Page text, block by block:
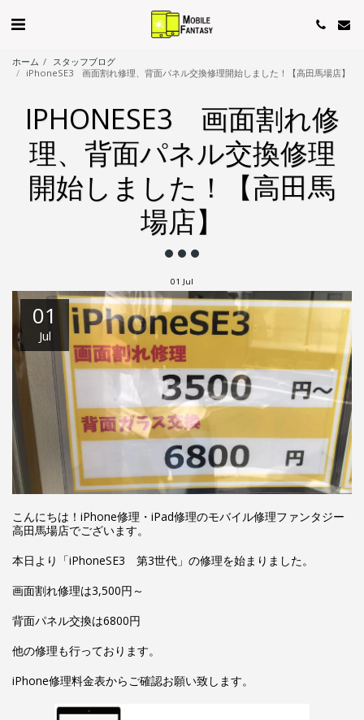
ホーム
スタッフブログ
iPhoneSE3 画面割れ修理、背面パネル交換修理開始しました！【高田馬場店】
IPHONESE3 画面割れ修
理、背面パネル交換修理
開始しました！【高田馬
場店】
01 Jul
01
Jul
こんにちは！iPhone修理・iPad修理のモバイル修理ファンタジー
高田馬場店でございます。
本日より「iPhoneSE3 第3世代」の修理を始まりました。
画面割れ修理は3,500円～
背面パネル交換は6800円
他の修理も行っております。
iPhone修理料金表からご確認お願い致します。